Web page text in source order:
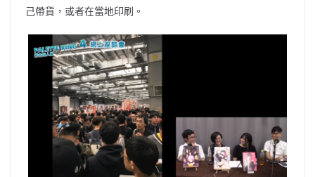
己帶貨，或者在當地印刷。